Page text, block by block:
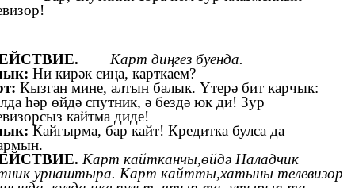
Карт диңгез буенда.
Ни кирәк сиңа, карткаем?
Кызган мине, алтын балык. Үтерә бит карчык:
һәр өйдә спутник, ә бездә юк ди! Зур
кайтма диде!
Кайгырма, бар кайт! Кредитка булса да
Карт кайтканчы,өйдә Наладчик
урнаштыра. Карт кайтты,хатыны телевизор